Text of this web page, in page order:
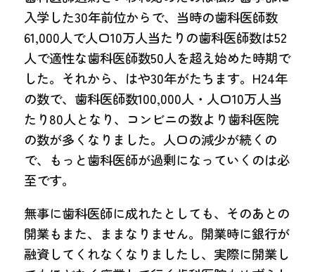
入学した30年前位からで、当時の歯科医師数
61,000人で人口10万人当たりの歯科医師数は52
人で適性な歯科医師数50人を超え始めた時期で
した。それから、はや30年がたちます。H24年
の数で、歯科医師数100,000人・人口10万人当
たり80人となり、コンビニの数より歯科医院
の数が多くなりました。人口の減少が続くの
で、もっと歯科医師が過剰になっていくのは必
至です。
無事に歯科医師に成れたとしても、そのあとの
開業もまた、ままなりません。開業時に銀行が
融資してくれなくなりましたし、実際に開業し